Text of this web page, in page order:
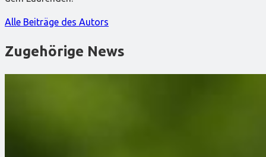
Alle Beiträge des Autors
Zugehörige News